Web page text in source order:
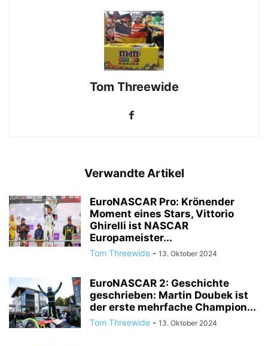
Tom Threewide
Verwandte Artikel
EuroNASCAR Pro: Krönender
Moment eines Stars, Vittorio
Ghirelli ist NASCAR
Europameister...
Tom Threewide - 13. Oktober 2024
EuroNASCAR 2: Geschichte
geschrieben: Martin Doubek ist
der erste mehrfache Champion...
Tom Threewide - 13. Oktober 2024